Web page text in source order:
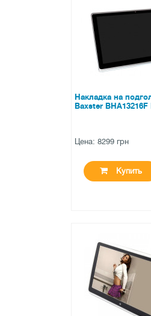
0 отзывов
Накладка на
Baxster
Цена: 8299 грн
Купить
0 отзывов